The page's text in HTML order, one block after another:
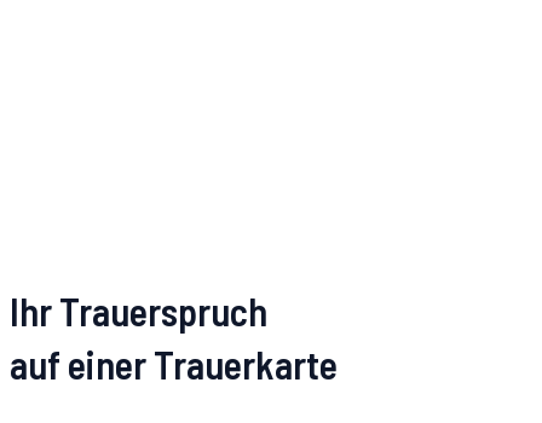
Ihr Trauerspruch
auf einer Trauerkarte